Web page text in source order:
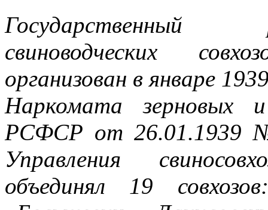
Государственный
свиноводческих
организован в январе
Наркомата зерновых и
РСФСР от 26.01.1939
Управления
объединял 19